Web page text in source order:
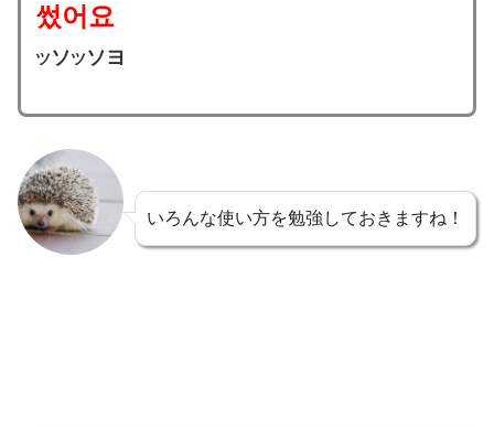
썼어요
ツソツソヨ
いろんな使い方を勉強しておきますね！